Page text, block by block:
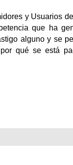
y Usuarios
que ha
alguno y se
qué se está